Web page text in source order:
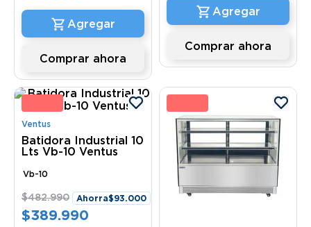
Comprar ahora
Comprar ahora
%
Ventus
Batidora Industrial 10
Lts Vb-10 Ventus
Vb-10
$482.990 Ahorra$93.000
$389.990
19